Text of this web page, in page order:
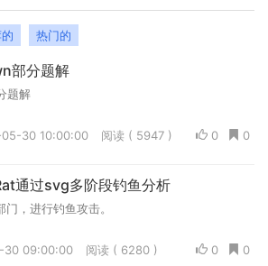
热门的
部分题解
题解
0
0
30 10:00:00 阅读 ( 5947 )
通过svg多阶段钓鱼分析
，进行钓鱼攻击。
0
0
30 09:00:00 阅读 ( 6280 )